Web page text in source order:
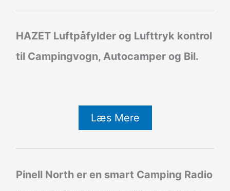
HAZET Luftpåfylder og Lufttryk kontrol
til Campingvogn, Autocamper og Bil.
Læs Mere
Pinell North er en smart Camping Radio